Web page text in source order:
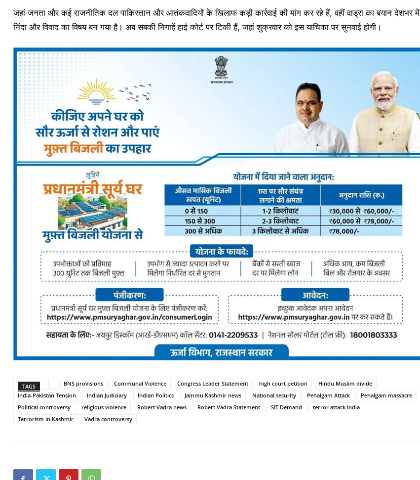
जहां जनता और कई राजनीतिक दल पाकिस्तान और आतंकवादियों के खिलाफ कड़ी कार्रवाई की मांग कर रहे हैं, वहीं वाड्रा का बयान देशभर में
निंदा और विवाद का विषय बन गया है। अब सबकी निगाहें हाई कोर्ट पर टिकी हैं, जहां शुक्रवार को इस याचिका पर सुनवाई होगी।
TAGS BNS provisions Communal Violence Congress Leader Statement high court petition
Hindu Muslim divide
India-Pakistan Tension
Indian Judiciary Indian Politics Jammu Kashmir news National security Pehalgam Attack
Pehalgam massacre
Political controversy
religious violence Robert Vadra news Robert Vadra Statement SIT Demand
terror attack India
Terrorism in Kashmir
Vadra controversy